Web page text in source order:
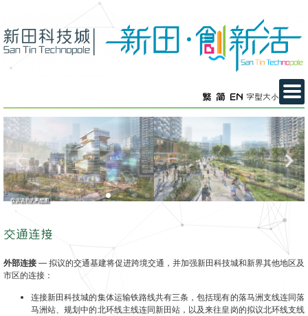
繁 简 EN 字型大小
仅供说明的构想图
交通连接
外部连接 — 拟议的交通基建将促进跨境交通，并加强新田科技城和新界其他地区及
市区的连接：
连接新田科技城的集体运输铁路线共有三条，包括现有的落马洲支线连同落
马洲站、规划中的北环线主线连同新田站，以及来往皇岗的拟议北环线支线